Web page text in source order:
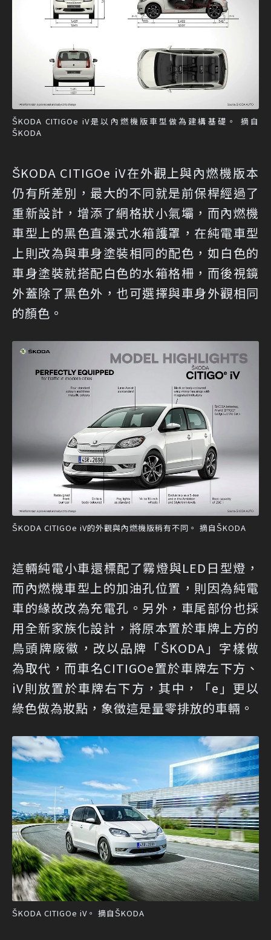
ŠKODA CITIGOe iV是以內燃機版車型做為建構基礎。 摘自
ŠKODA
ŠKODA CITIGOe iV在外觀上與內燃機版本
仍有所差別，最大的不同就是前保桿經過了
重新設計，增添了網格狀小氣壩，而內燃機
車型上的黑色直瀑式水箱護罩，在純電車型
上則改為與車身塗裝相同的配色，如白色的
車身塗裝就搭配白色的水箱格柵，而後視鏡
外蓋除了黑色外，也可選擇與車身外觀相同
的顏色。
ŠKODA CITIGOe iV的外觀與內燃機版稍有不同。 摘自ŠKODA
這輛純電小車還標配了霧燈與LED日型燈，
而內燃機車型上的加油孔位置，則因為純電
車的緣故改為充電孔。另外，車尾部份也採
用全新家族化設計，將原本置於車牌上方的
鳥頭牌廠徽，改以品牌「ŠKODA」字樣做
為取代，而車名CITIGOe置於車牌左下方、
iV則放置於車牌右下方，其中，「e」更以
綠色做為妝點，象徵這是量零排放的車輛。
ŠKODA CITIGOe iV。 摘自ŠKODA